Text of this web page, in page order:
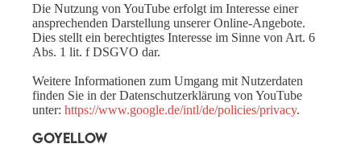
Die Nutzung von YouTube erfolgt im Interesse einer
ansprechenden Darstellung unserer Online-Angebote.
Dies stellt ein berechtigtes Interesse im Sinne von Art. 6
Abs. 1 lit. f DSGVO dar.
Weitere Informationen zum Umgang mit Nutzerdaten
finden Sie in der Datenschutzerklärung von YouTube
unter:https://www.google.de/intl/de/policies/privacy.
GoYellow